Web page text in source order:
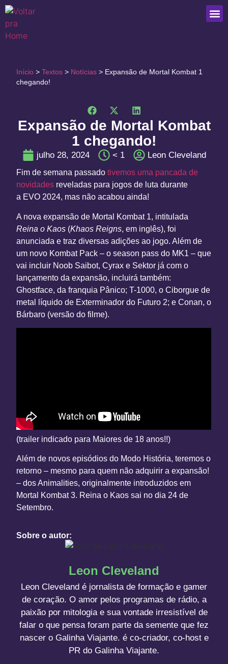
Início >Textos > Notícias > Expansão de Mortal Kombat 1
chegando!
Expansão de Mortal Kombat
1 chegando!
julho 28, 2024 < 1 Leon Cleveland
Fim de semana passadotivemos uma pancada de
novidades reveladas para jogos de luta durante
a EVO 2024, mas não acabou ainda!
A nova expansão de Mortal Kombat 1, intitulada
Reina o Kaos (Khaos Reigns, em inglês), foi
anunciada e traz diversas adições ao jogo. Além de
um novo Kombat Pack – o season pass do MK1 – que
vai incluir Noob Saibot, Cyrax e Sektor já com o
lançamento da expansão, incluirá também:
Ghostface, da franquia Pânico; T-1000, o Ciborgue de
metal líquido de Exterminador do Futuro 2; e Conan, o
Bárbaro (versão do filme).
(trailer indicado para Maiores de 18 anos!!)
Além de novos episódios do Modo História, teremos o
retorno – mesmo para quem não adquirir a expansão!
– dos Animalities, originalmente introduzidos em
Mortal Kombat 3. Reina o Kaos sai no dia 24 de
Setembro.
Sobre o autor:
Leon Cleveland
Leon Cleveland é jornalista de formação e gamer
de coração. O amor pelos programas de rádio, a
paixão por mitologia e sua vontade irresistível de
falar o que pensa foram parte da semente que fez
nascer o Galinha Viajante. é co-criador, co-host e
PR do Galinha Viajante.